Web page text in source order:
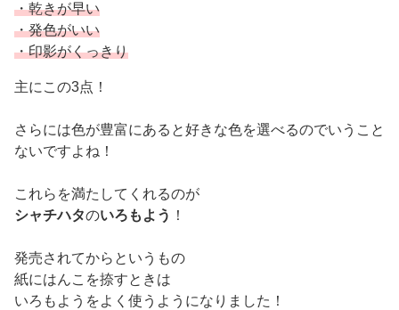
・乾きが早い
・発色がいい
・印影がくっきり
主にこの3点！
さらには色が豊富にあると好きな色を選べるのでいうこと
ないですよね！
これらを満たしてくれるのが
シャチハタのいろもよう ！
発売されてからというもの
紙にはんこを捺すときは
いろもようをよく使うようになりました！